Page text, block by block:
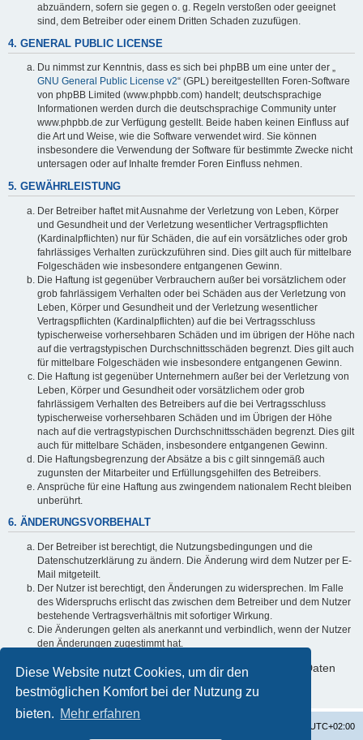
Diese Website nutzt Cookies, um dir den
bestmöglichen Komfort bei der Nutzung zu
bieten. Mehr erfahren
abzuändern, sofern sie gegen o. g. Regeln verstoßen oder geeignet
sind, dem Betreiber oder einem Dritten Schaden zuzufügen.
4. GENERAL PUBLIC LICENSE
Du nimmst zur Kenntnis, dass es sich bei phpBB um eine unter der „
GNU General Public License v2“ (GPL) bereitgestellten Foren-Software
von phpBB Limited (www.phpbb.com) handelt; deutschsprachige
Informationen werden durch die deutschsprachige Community unter
www.phpbb.de zur Verfügung gestellt. Beide haben keinen Einfluss auf
die Art und Weise, wie die Software verwendet wird. Sie können
insbesondere die Verwendung der Software für bestimmte Zwecke nicht
untersagen oder auf Inhalte fremder Foren Einfluss nehmen.
5. GEWÄHRLEISTUNG
Der Betreiber haftet mit Ausnahme der Verletzung von Leben, Körper
und Gesundheit und der Verletzung wesentlicher Vertragspflichten
(Kardinalpflichten) nur für Schäden, die auf ein vorsätzliches oder grob
fahrlässiges Verhalten zurückzuführen sind. Dies gilt auch für mittelbare
Folgeschäden wie insbesondere entgangenen Gewinn.
Die Haftung ist gegenüber Verbrauchern außer bei vorsätzlichem oder
grob fahrlässigem Verhalten oder bei Schäden aus der Verletzung von
Leben, Körper und Gesundheit und der Verletzung wesentlicher
Vertragspflichten (Kardinalpflichten) auf die bei Vertragsschluss
typischerweise vorhersehbaren Schäden und im übrigen der Höhe nach
auf die vertragstypischen Durchschnittsschäden begrenzt. Dies gilt auch
für mittelbare Folgeschäden wie insbesondere entgangenen Gewinn.
Die Haftung ist gegenüber Unternehmern außer bei der Verletzung von
Leben, Körper und Gesundheit oder vorsätzlichem oder grob
fahrlässigem Verhalten des Betreibers auf die bei Vertragsschluss
typischerweise vorhersehbaren Schäden und im Übrigen der Höhe
nach auf die vertragstypischen Durchschnittsschäden begrenzt. Dies gilt
auch für mittelbare Schäden, insbesondere entgangenen Gewinn.
Die Haftungsbegrenzung der Absätze a bis c gilt sinngemäß auch
zugunsten der Mitarbeiter und Erfüllungsgehilfen des Betreibers.
Ansprüche für eine Haftung aus zwingendem nationalem Recht bleiben
unberührt.
6. ÄNDERUNGSVORBEHALT
Der Betreiber ist berechtigt, die Nutzungsbedingungen und die
Datenschutzerklärung zu ändern. Die Änderung wird dem Nutzer per E-
Mail mitgeteilt.
Der Nutzer ist berechtigt, den Änderungen zu widersprechen. Im Falle
des Widerspruchs erlischt das zwischen dem Betreiber und dem Nutzer
bestehende Vertragsverhältnis mit sofortiger Wirkung.
Die Änderungen gelten als anerkannt und verbindlich, wenn der Nutzer
den Änderungen zugestimmt hat.
Informationen über den Umgang mit deinen persönlichen Daten
sind in der Datenschutzerklärung enthalten.
UTC+02:00